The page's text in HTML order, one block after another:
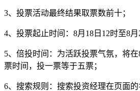
3、投票活动最终结果取票数前十；
4、投票起止时间：8月18日12时至8月
5、倍投时间：为活跃投票气氛，将
票时间，投一票等于五票；
6、搜索规则：搜索投资经理在页面